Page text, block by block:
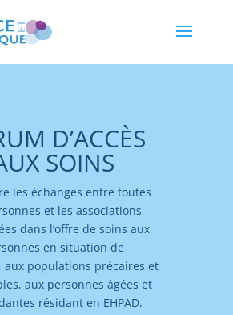
D’ACCÈS
SOINS
les échanges entre toutes
et les associations
dans l’offre de soins aux
en situation de
aux populations précaires et
aux personnes âgées et
résidant en EHPAD.